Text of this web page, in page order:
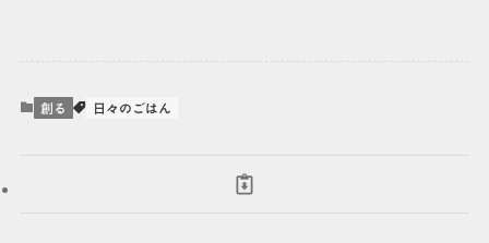
創る 日々のごはん